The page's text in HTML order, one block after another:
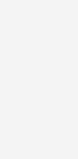
Comfort+
kombinierter Wert
AGS
kombinierter Wert
AGS
kombinierter Wert